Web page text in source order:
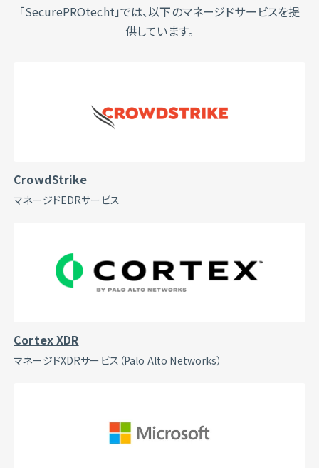
「SecurePROtecht」では、以下のマネージドサービスを提
供しています。
CrowdStrike
マネージドEDRサービス
Cortex XDR
マネージドXDRサービス（Palo Alto Networks）